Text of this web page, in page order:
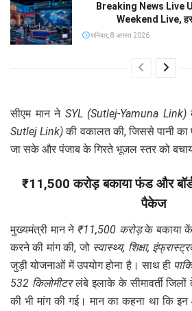
Breaking News Live
Weekend Live,
शनिवार, 8 अगस्त 2026
सीएम मान ने SYL (Sutlej-Yamuna Link)
Sutlej Link)की वकालत की, जिससे पानी का
जा सके और पंजाब के गिरते भूजल स्तर को
₹11,500 करोड़ बकाया फंड और
पैकेज
मुख्यमंत्री मान ने ₹11,500 करोड़के बकाया
करने की मांग की, जो स्वास्थ्य, शिक्षा,
जुड़ी योजनाओं में उपयोग होना है। साथ ही
532 किलोमीटरलंबे इलाके के सीमावर्ती जिलों
की भी मांग की गई। मान का कहना था कि इन